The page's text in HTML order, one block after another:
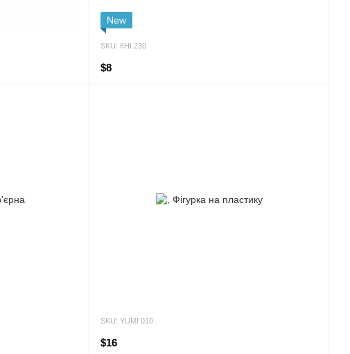
New
SKU: КНІ 230
$8
SKU: YUMI 010
$16